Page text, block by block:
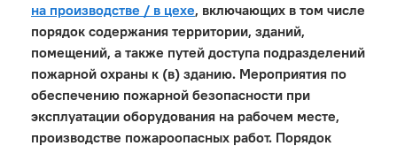
на производстве / в цехе, включающих в том числе
порядок содержания территории, зданий,
помещений, а также путей доступа подразделений
пожарной охраны к (в) зданию. Мероприятия по
обеспечению пожарной безопасности при
эксплуатации оборудования на рабочем месте,
производстве пожароопасных работ. Порядок